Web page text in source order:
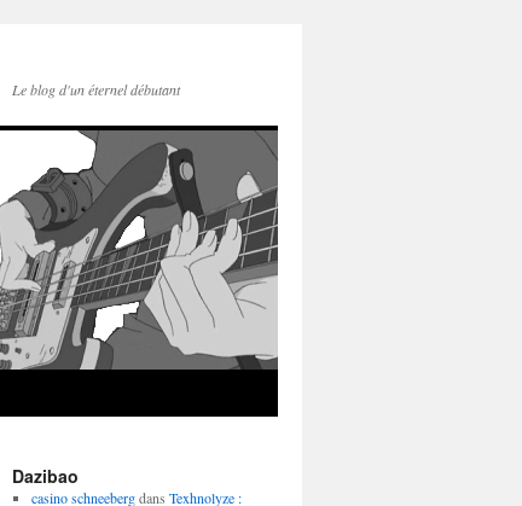
Le blog d'un éternel débutant
Dazibao
casino schneebergdans Texhnolyze :